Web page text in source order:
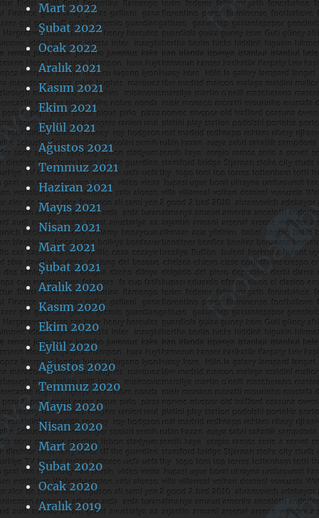
Mart 2022
Şubat 2022
Ocak 2022
Aralık 2021
Kasım 2021
Ekim 2021
Eylül 2021
Ağustos 2021
Temmuz 2021
Haziran 2021
Mayıs 2021
Nisan 2021
Mart 2021
Şubat 2021
Aralık 2020
Kasım 2020
Ekim 2020
Eylül 2020
Ağustos 2020
Temmuz 2020
Mayıs 2020
Nisan 2020
Mart 2020
Şubat 2020
Ocak 2020
Aralık 2019